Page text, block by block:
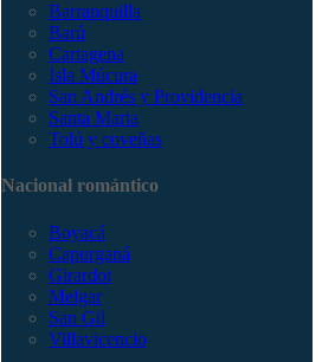
Barranquilla
Barú
Cartagena
Isla Múcura
San Andrés y Providencia
Santa Marta
Tolú y coveñas
Nacional romántico
Boyacá
Capurganá
Girardot
Melgar
San Gil
Villavicencio